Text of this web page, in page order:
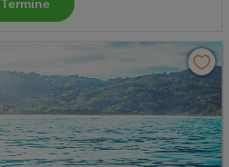
Termine